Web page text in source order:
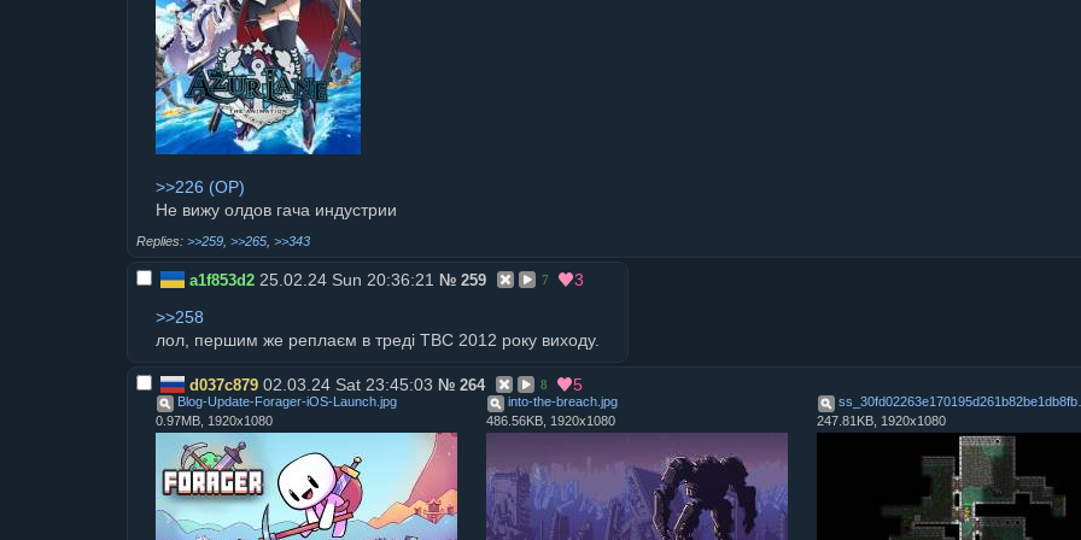
>>226
Не вижу олдов гача индустрии
>>259 >>265 >>343
a1f853d2 25.02.24 Sun 20:36:21 № 259 7
3
>>258
лол, першим же реплаєм в треді TBC 2012 року виходу.
d037c879 02.03.24 Sat 23:45:03 № 264 8 5
Blog-Update-Forager-iOS-Launch jpg
0.97MB, 1920x1080
into-the-breach jpg
486.56KB, 1920x1080
247.81KB, 1920x1080